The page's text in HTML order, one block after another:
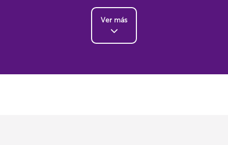
Ver más